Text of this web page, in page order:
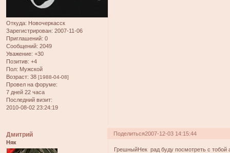
Откуда: Новочеркасск
Зарегистрирован: 2007-11-06
Приглашений: 0
Сообщений: 2049
Уважение: +30
Позитив: +4
Пол: Мужской
Возраст: 38 [1988-04-08]
Провел на форуме:
7 дней 22 часа
Последний визит:
2010-08-02 23:24:19
Поделиться2007-12-03 14:15:44
Дмитрий
Няк
ГрешныйНек рад буду посмотреть с тобой